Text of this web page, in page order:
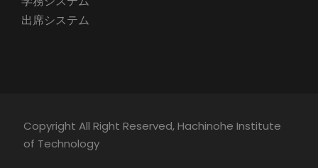
出席システム
Copyright All Right Reserved, Hachinohe Institute
of Technology